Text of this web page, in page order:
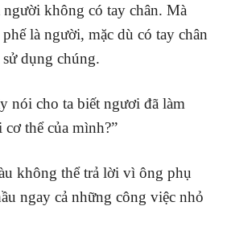
không có tay chân. Mà
là người, mặc dù có tay chân
dụng chúng.
nói cho ta biết ngươi đã làm
thể của mình?”
không thể trả lời vì ông phụ
ngay cả những công việc nhỏ